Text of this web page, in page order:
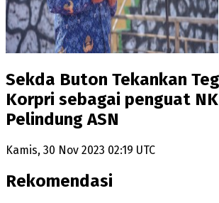
Sekda Buton Tekankan
Korpri sebagai penguat
Pelindung ASN
Kamis, 30 Nov 2023 02:19 UTC
Rekomendasi